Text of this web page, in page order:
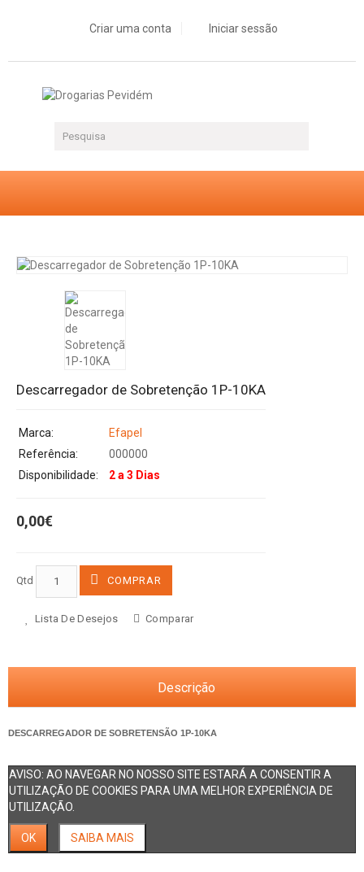
Criar uma conta Iniciar sessão
Descarregador de Sobretenção 1P-10KA
Marca:
Efapel
Referência:
000000
Disponibilidade:
2 a 3 Dias
0,00€
Qtd COMPRAR
Lista De Desejos Comparar
Descrição
DESCARREGADOR DE SOBRETENSÃO 1P-10KA
AVISO: AO NAVEGAR NO NOSSO SITE ESTARÁ A CONSENTIR A
UTILIZAÇÃO DE COOKIES PARA UMA MELHOR EXPERIÊNCIA DE
UTILIZAÇÃO.
OK SAIBA MAIS